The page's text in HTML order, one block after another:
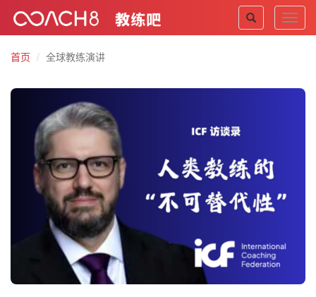
首页
全球教练演讲